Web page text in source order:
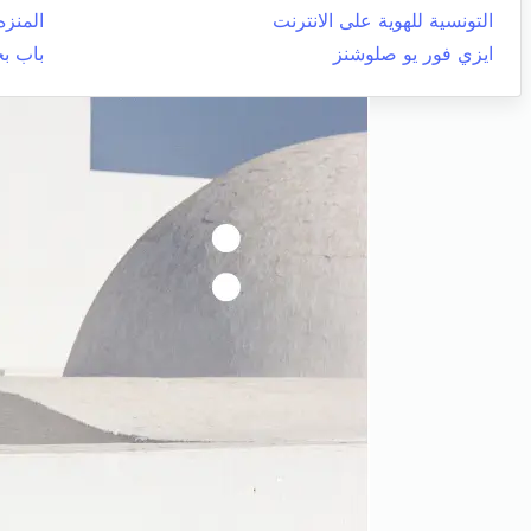
التونسية للهوية على الانترنت
ايزي فور يو صلوشنز
باب